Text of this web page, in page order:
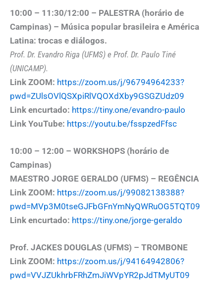
10:00 – 11:30/12:00 – PALESTRA (horário de
Campinas) – Música popular brasileira e América
Latina: trocas e diálogos.
Prof. Dr. Evandro Riga (UFMS) e Prof. Dr. Paulo Tiné
(UNICAMP).
Link ZOOM: https://zoom.us/j/96794964233?
pwd=ZUlsOVlQSXpiRlVQOXdXby9GSGZUdz09
Link encurtado: https://tiny.one/evandro-paulo
Link YouTube: https://youtu.be/fsspzedFfsc
10:00 – 12:00 – WORKSHOPS (horário de
Campinas)
MAESTRO JORGE GERALDO (UFMS) – REGÊNCIA
Link ZOOM: https://zoom.us/j/99082138388?
pwd=MVp3M0tseGJFbGFnYmNyQWRuOG5TQT09
Link encurtado: https://tiny.one/jorge-geraldo
Prof. JACKES DOUGLAS (UFMS) – TROMBONE
Link ZOOM: https://zoom.us/j/94164942806?
pwd=VVJZUkhrbFRhZmJiWVpYR2pJdTMyUT09